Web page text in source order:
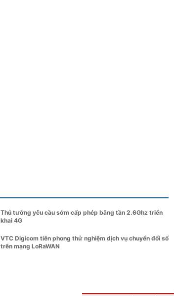
Thủ tướng yêu cầu sớm cấp phép băng tần 2.6Ghz triển
khai 4G
VTC Digicom tiên phong thử nghiệm dịch vụ chuyển đổi số
trên mạng LoRaWAN